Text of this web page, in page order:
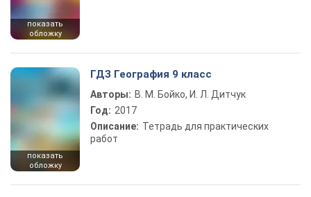
показать
обложку
показать
обложку
ГДЗ География 9 класс
Авторы: В. М. Бойко, И. Л. Дитчук
Год: 2017
Описание: Тетрадь для практических
работ